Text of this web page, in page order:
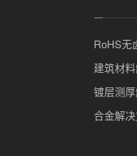
RoHS无
建筑材
镀层测
合金解